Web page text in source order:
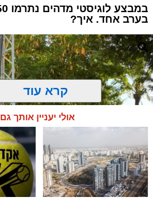
בערב אחד. איך?
קרא עוד
אולי יעניין אותך גם